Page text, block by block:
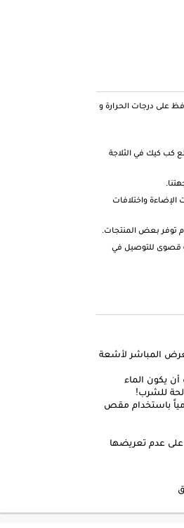
على درجات الحرارة و
كب كيك في الثلاجة
الإضاءة واختلافات
توفر بعض المنتجات.
قصوى للتوصيل في
المباشر لأشعة
ماء عذب. يجب أن يكون الماء
للشرب!
يومياً باستخدام مقص
عدم تعريضها